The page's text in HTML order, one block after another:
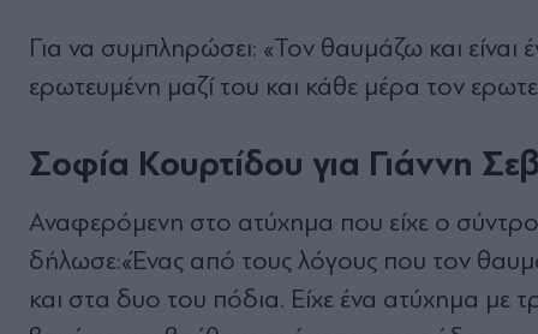
Για να συμπληρώσει: «Τον θαυμάζω και είναι
ερωτευμένη μαζί του και κάθε μέρα τον
Σοφία Κουρτίδου για Γιάννη
Αναφερόμενη στο ατύχημα που είχε ο
δήλωσε:«Ένας από τους λόγους που τον
και στα δυο του πόδια. Είχε ένα ατύχημα